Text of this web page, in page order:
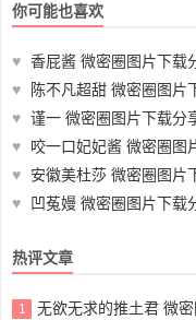
你可能也喜欢
♥ 香屁酱 微密圈图片下载
♥
陈不凡超甜 微密圈图片
♥ 谨一 微密圈图片下载分享
♥
咬一口妃妃酱 微密圈图
♥
安徽美杜莎 微密圈图片
♥
凹菟嫚 微密圈图片下载分享
热评文章
1 无欲无求的推土君 微密圈图片下载分